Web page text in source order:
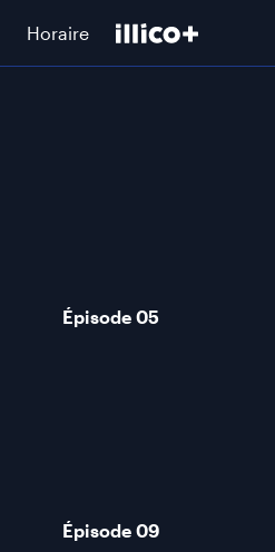
Horaire
Épisode 05
Épisode 09